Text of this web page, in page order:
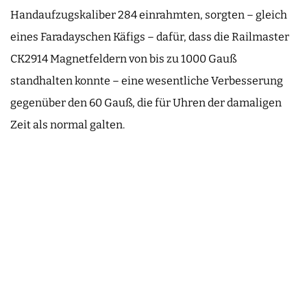
Handaufzugskaliber 284 einrahmten, sorgten – gleich
eines Faradayschen Käfigs – dafür, dass die Railmaster
CK2914 Magnetfeldern von bis zu 1000 Gauß
standhalten konnte – eine wesentliche Verbesserung
gegenüber den 60 Gauß, die für Uhren der damaligen
Zeit als normal galten.